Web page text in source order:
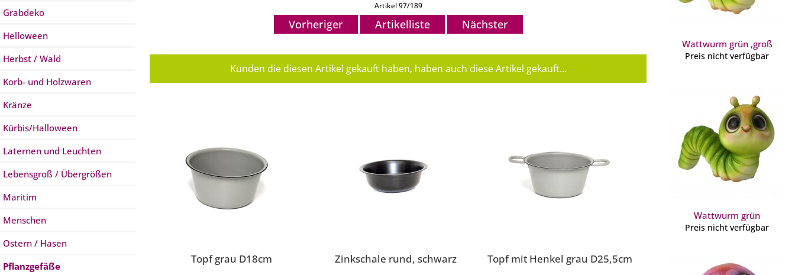
Grabdeko
Helloween
Herbst / Wald
Korb- und Holzwaren
Kränze
Kürbis/Halloween
Laternen und Leuchten
Lebensgroß / Übergrößen
Maritim
Menschen
Ostern / Hasen
Pflanzgefäße
Artikel 97/189
Vorheriger Artikelliste Nächster
Kunden die diesen Artikel gekauft haben, haben auch diese Artikel gekauft...
Topf grau D18cm Zinkschale rund, schwarz Topf mit Henkel grau D25,5cm
Wattwurm grün ,groß
Preis nicht verfügbar
Wattwurm grün
Preis nicht verfügbar